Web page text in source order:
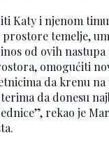
Katy i njenom
temelje,
od ovih nastupa
omogućiti
da krenu
da donesu
rekao je